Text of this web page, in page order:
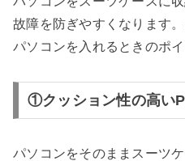
故障を防ぎやすくなります
パソコンを入れるときのポ
①クッション性の高い
パソコンをそのままスーツ